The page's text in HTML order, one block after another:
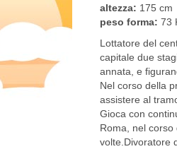
altezza: 175 cm
peso forma: 73
Lottatore del
capitale due
annata, e
Nel corso della
assistere al
Gioca con
Roma, nel
volte.Divoratore